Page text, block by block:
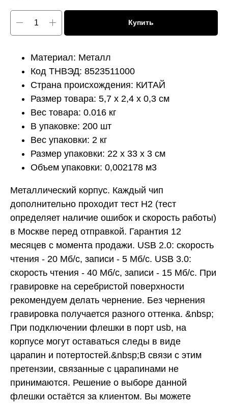
Купить
Материал: Металл
Код ТНВЭД: 8523511000
Страна происхождения: КИТАЙ
Размер товара: 5,7 x 2,4 x 0,3 см
Вес товара: 0.016 кг
В упаковке: 200 шт
Вес упаковки: 2 кг
Размер упаковки: 22 x 33 x 3 см
Объем упаковки: 0,002178 м3
Металлический корпус. Каждый чип
дополнительно проходит тест H2 (тест
определяет наличие ошибок и скорость работы)
в Москве перед отправкой. Гарантия 12
месяцев с момента продажи. USB 2.0: скорость
чтения - 20 Мб/с, записи - 5 Мб/с. USB 3.0:
скорость чтения - 40 Мб/с, записи - 15 Мб/с. При
гравировке на серебристой поверхности
рекомендуем делать чернение. Без чернения
гравировка получается разного оттенка. &nbsp;
При подключении флешки в порт usb, на
корпусе могут оставаться следы в виде
царапин и потертостей.&nbsp;В связи с этим
претензии, связанные с царапинами не
принимаются. Решение о выборе данной
флешки остаётся за клиентом. Вы можете